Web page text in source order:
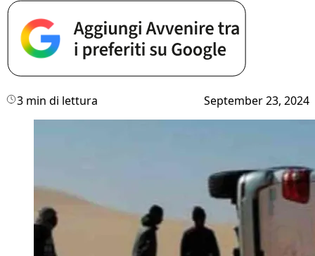
3 min di lettura September 23, 2024